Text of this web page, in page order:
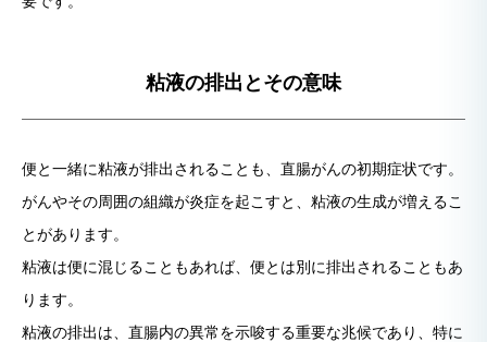
粘液の排出とその意味
便と一緒に粘液が排出されることも、直腸がんの初期症状です。
がんやその周囲の組織が炎症を起こすと、粘液の生成が増えるこ
とがあります。
粘液は便に混じることもあれば、便とは別に排出されることもあ
ります。
粘液の排出は、直腸内の異常を示唆する重要な兆候であり、特に